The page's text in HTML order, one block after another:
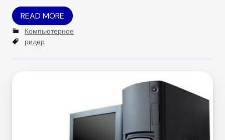
READ MORE
C
a
t
e
Компьютерное
T
g
ридер